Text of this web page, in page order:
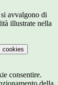
avvalgono di
illustrate nella
cookies
consentire.
della